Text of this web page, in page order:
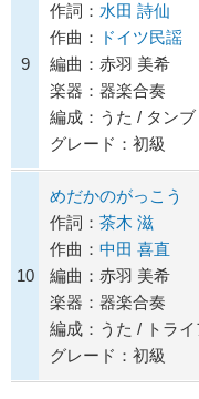
9
作詞： 水田 詩仙
作曲：
ドイツ民謡
編曲：赤羽 美希
楽器：器楽合奏
編成：うた / タン
グレード：初級
10
めだかのがっこう
作詞： 茶木 滋
作曲： 中田 喜直
編曲：赤羽 美希
楽器：器楽合奏
編成：うた / トラ
グレード：初級